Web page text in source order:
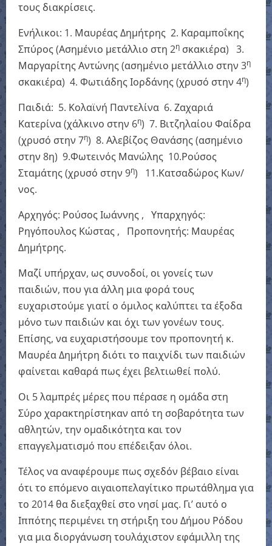
τους διακρίσεις.
Ενήλικοι: 1. Μαυρέας Δημήτρης 2. Καραμποΐκης
Σπύρος (Ασημένιο μετάλλιο στη 2η σκακιέρα) 3.
Μαργαρίτης Αντώνης (ασημένιο μετάλλιο στην 3η
σκακιέρα) 4. Φωτιάδης Ιορδάνης (χρυσό στην 4η)
Παιδιά: 5. Κολαϊνή Παντελίνα 6. Ζαχαριά
Κατερίνα (χάλκινο στην 6η) 7. Βιτζηλαίου Φαίδρα
(χρυσό στην 7η) 8. Αλεβίζος Θανάσης (ασημένιο
στην 8η) 9.Φωτεινός Μανώλης 10.Ρούσος
Σταμάτης (χρυσό στην 9η) 11.Κατσαδώρος Κων/
νος.
Αρχηγός: Ρούσος Ιωάννης , Υπαρχηγός:
Ρηγόπουλος Κώστας , Προπονητής: Μαυρέας
Δημήτρης.
Μαζί υπήρχαν, ως συνοδοί, οι γονείς των
παιδιών, που για άλλη μια φορά τους
ευχαριστούμε γιατί ο όμιλος καλύπτει τα έξοδα
μόνο των παιδιών και όχι των γονέων τους.
Επίσης, να ευχαριστήσουμε τον προπονητή κ.
Μαυρέα Δημήτρη διότι το παιχνίδι των παιδιών
φαίνεται καθαρά πως έχει βελτιωθεί πολύ.
Οι 5 λαμπρές μέρες που πέρασε η ομάδα στη
Σύρο χαρακτηρίστηκαν από τη σοβαρότητα των
αθλητών, την ομαδικότητα και τον
επαγγελματισμό που επέδειξαν όλοι.
Τέλος να αναφέρουμε πως σχεδόν βέβαιο είναι
ότι το επόμενο αιγαιοπελαγίτικο πρωτάθλημα για
το 2014 θα διεξαχθεί στο νησί μας. Γι’ αυτό ο
Ιππότης περιμένει τη στήριξη του Δήμου Ρόδου
για μια διοργάνωση τουλάχιστον εφάμιλλη της